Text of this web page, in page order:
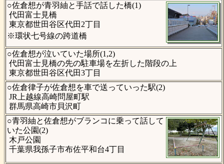
○佐倉想が青羽紬と手話で話した橋(1)
代田富士見橋
東京都世田谷区代田2丁目
※環状七号線の跨道橋
○佐倉想が泣いていた場所(1,2)
代田富士見橋の先の駐車場を左折した階段の上
東京都世田谷区代田3丁目
○佐倉律子が佐倉想を車で送っていった駅(2)
JR上越線高崎問屋町駅
群馬県高崎市貝沢町
○青羽紬と佐倉想がブランコに乗って話して
いた公園(2)
木戸公園
千葉県我孫子市布佐平和台4丁目